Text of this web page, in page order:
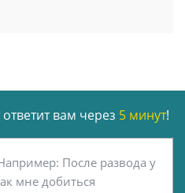
вам через 5 минут!